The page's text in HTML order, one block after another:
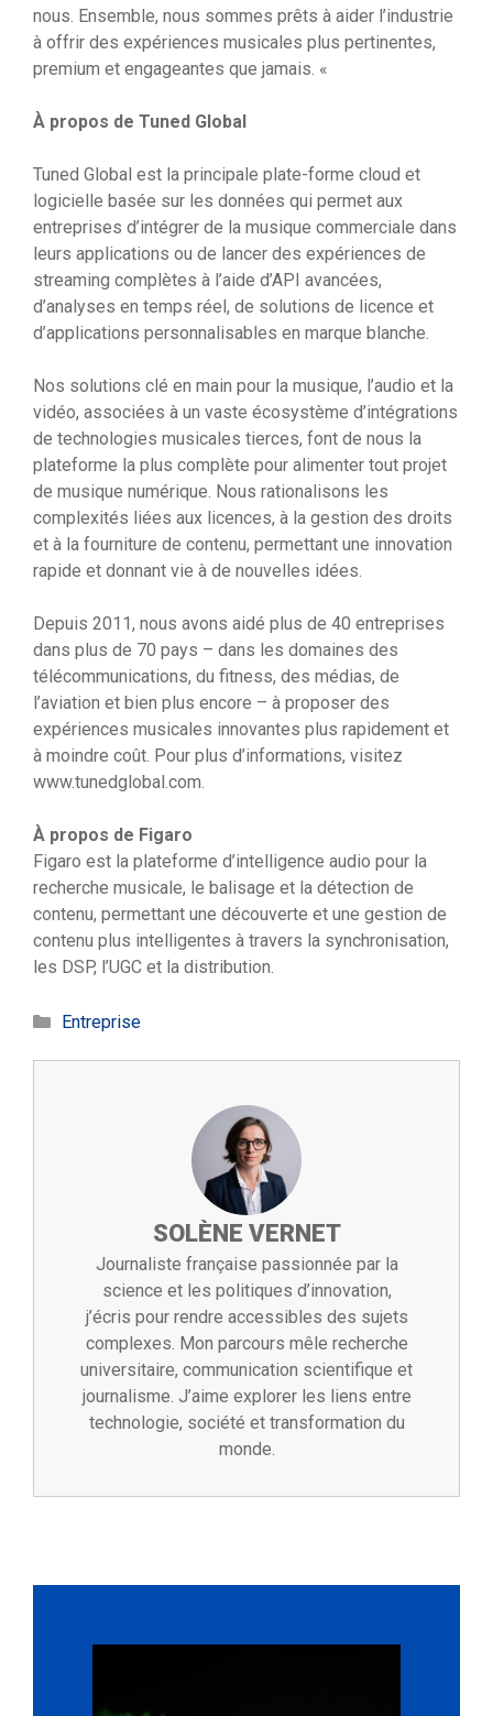
nous. Ensemble, nous sommes prêts à aider l’industrie
à offrir des expériences musicales plus pertinentes,
premium et engageantes que jamais. «
À propos de Tuned Global
Tuned Global est la principale plate-forme cloud et
logicielle basée sur les données qui permet aux
entreprises d’intégrer de la musique commerciale dans
leurs applications ou de lancer des expériences de
streaming complètes à l’aide d’API avancées,
d’analyses en temps réel, de solutions de licence et
d’applications personnalisables en marque blanche.
Nos solutions clé en main pour la musique, l’audio et la
vidéo, associées à un vaste écosystème d’intégrations
de technologies musicales tierces, font de nous la
plateforme la plus complète pour alimenter tout projet
de musique numérique. Nous rationalisons les
complexités liées aux licences, à la gestion des droits
et à la fourniture de contenu, permettant une innovation
rapide et donnant vie à de nouvelles idées.
Depuis 2011, nous avons aidé plus de 40 entreprises
dans plus de 70 pays – dans les domaines des
télécommunications, du fitness, des médias, de
l’aviation et bien plus encore – à proposer des
expériences musicales innovantes plus rapidement et
à moindre coût. Pour plus d’informations, visitez
www.tunedglobal.com.
À propos de Figaro
Figaro est la plateforme d’intelligence audio pour la
recherche musicale, le balisage et la détection de
contenu, permettant une découverte et une gestion de
contenu plus intelligentes à travers la synchronisation,
les DSP, l’UGC et la distribution.
Catégories
Entreprise
SOLÈNE VERNET
Journaliste française passionnée par la
science et les politiques d’innovation,
j’écris pour rendre accessibles des sujets
complexes. Mon parcours mêle recherche
universitaire, communication scientifique et
journalisme. J’aime explorer les liens entre
technologie, société et transformation du
monde.